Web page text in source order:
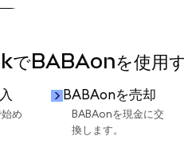
BABAonを使用
め
BABAonを売却
BABAonを現金に交
換します。